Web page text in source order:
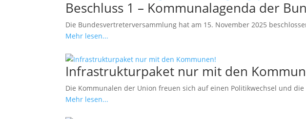
Beschluss 1 – Kommunalagenda der
Die Bundesvertreterversammlung hat am 15. November 2025
Mehr lesen...
Infrastrukturpaket nur mit den
Die Kommunalen der Union freuen sich auf einen Politikwechsel und
Mehr lesen...